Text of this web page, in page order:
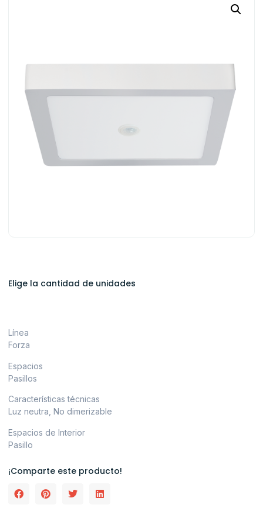
Elige la cantidad de unidades
Línea
Forza
Espacios
Pasillos
Características técnicas
Luz neutra, No dimerizable
Espacios de Interior
Pasillo
¡Comparte este producto!